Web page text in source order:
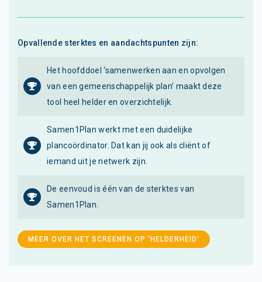
Opvallende sterktes en aandachtspunten zijn:
Het hoofddoel ‘samenwerken aan en opvolgen
van een gemeenschappelijk plan’ maakt deze
tool heel helder en overzichtelijk.
Samen1Plan werkt met een duidelijke
plancoördinator. Dat kan jij ook als cliënt of
iemand uit je netwerk zijn.
De eenvoud is één van de sterktes van
Samen1Plan.
MEER OVER HET SCREENEN OP 'HELDERHEID'